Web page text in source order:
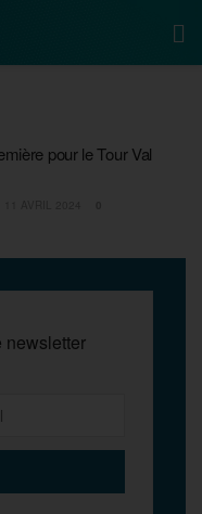
pour le Tour Val
newsletter